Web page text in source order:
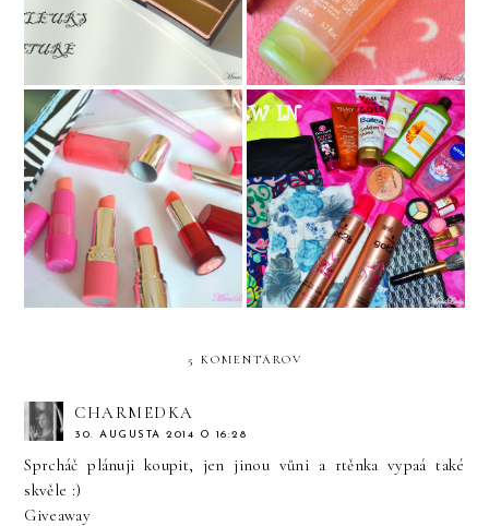
TOP 5 obľúbených rúžov
na leto
Moje NOVINKY - New In
5 KOMENTÁROV
CHARMEDKA
30. AUGUSTA 2014 O 16:28
Sprcháč plánuji koupit, jen jinou vůni a rtěnka vypaá také
skvěle :)
Giveaway